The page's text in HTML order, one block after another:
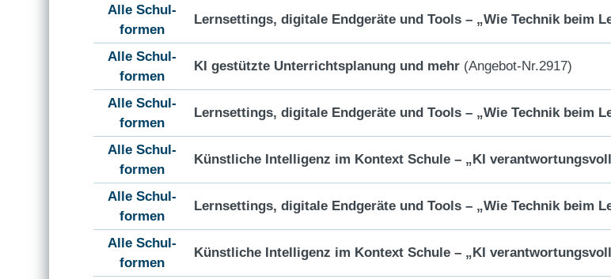
Alle Schul-
formen
Lernsettings, digitale Endgeräte und Tools – „Wie Technik beim
Alle Schul-
formen
KI gestützte Unterrichtsplanung und mehr (Angebot-Nr.2917)
Alle Schul-
formen
Lernsettings, digitale Endgeräte und Tools – „Wie Technik beim
Alle Schul-
formen
Künstliche Intelligenz im Kontext Schule – „KI
Alle Schul-
formen
Lernsettings, digitale Endgeräte und Tools – „Wie Technik beim
Alle Schul-
formen
Künstliche Intelligenz im Kontext Schule – „KI